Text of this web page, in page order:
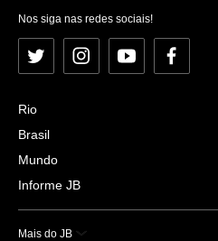
Nos siga nas redes sociais!
Twitter InstagramYouTubeFacebook
Rio
Brasil
Mundo
Informe JB
Mais do JB